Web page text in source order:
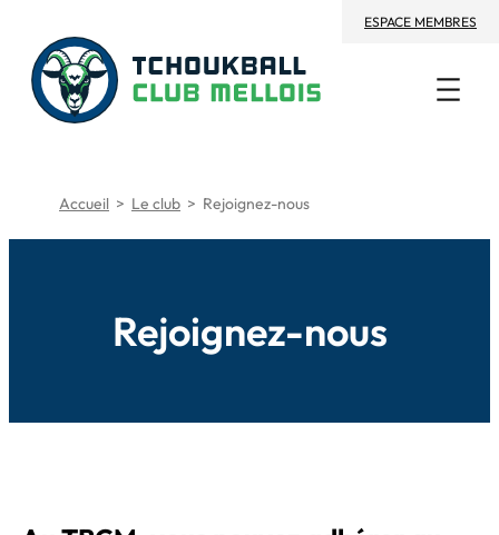
contenu
ESPACE MEMBRES
Accueil > Le club > Rejoignez-nous
Rejoignez-nous